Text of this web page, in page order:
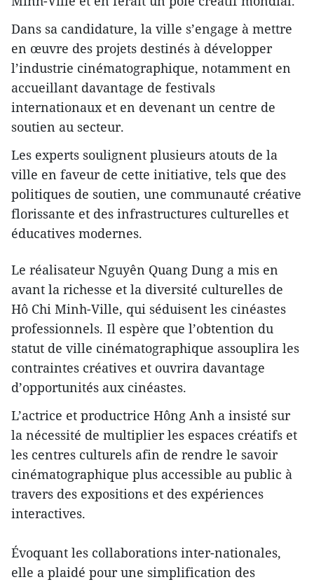
Dans sa candidature, la ville s’engage à mettre
en œuvre des projets destinés à développer
l’industrie cinématographique, notamment en
accueillant davantage de festivals
internationaux et en devenant un centre de
soutien au secteur.
Les experts soulignent plusieurs atouts de la
ville en faveur de cette initiative, tels que des
politiques de soutien, une communauté créative
florissante et des infrastructures culturelles et
éducatives modernes.
Le réalisateur Nguyên Quang Dung a mis en
avant la richesse et la diversité culturelles de
Hô Chi Minh-Ville, qui séduisent les cinéastes
professionnels. Il espère que l’obtention du
statut de ville cinématographique assouplira les
contraintes créatives et ouvrira davantage
d’opportunités aux cinéastes.
L’actrice et productrice Hông Anh a insisté sur
la nécessité de multiplier les espaces créatifs et
les centres culturels afin de rendre le savoir
cinématographique plus accessible au public à
travers des expositions et des expériences
interactives.
Évoquant les collaborations inter-nationales,
elle a plaidé pour une simplification des